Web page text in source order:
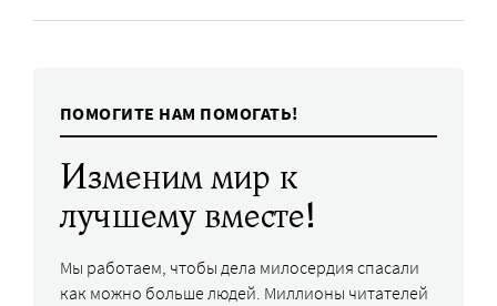
ПОМОГИТЕ НАМ ПОМОГАТЬ!
Изменим мир к
лучшему вместе!
Мы работаем, чтобы дела милосердия спасали
как можно больше людей. Миллионы читателей